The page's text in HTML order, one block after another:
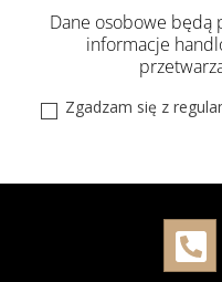
Dane osobowe będą
informacje
Zgadzam się z